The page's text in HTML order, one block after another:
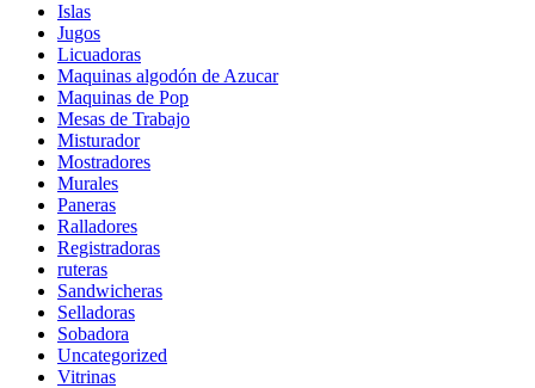
Islas
Jugos
Licuadoras
Maquinas algodón de Azucar
Maquinas de Pop
Mesas de Trabajo
Misturador
Mostradores
Murales
Paneras
Ralladores
Registradoras
ruteras
Sandwicheras
Selladoras
Sobadora
Uncategorized
Vitrinas